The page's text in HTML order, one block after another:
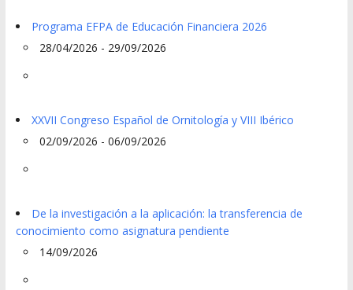
Programa EFPA de Educación Financiera 2026
28/04/2026 - 29/09/2026
XXVII Congreso Español de Ornitología y VIII Ibérico
02/09/2026 - 06/09/2026
De la investigación a la aplicación: la transferencia de
conocimiento como asignatura pendiente
14/09/2026